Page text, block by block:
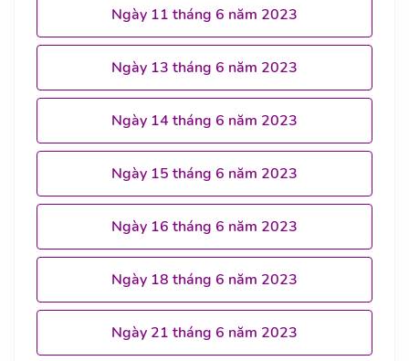
Ngày 11 tháng 6 năm 2023
Ngày 13 tháng 6 năm 2023
Ngày 14 tháng 6 năm 2023
Ngày 15 tháng 6 năm 2023
Ngày 16 tháng 6 năm 2023
Ngày 18 tháng 6 năm 2023
Ngày 21 tháng 6 năm 2023